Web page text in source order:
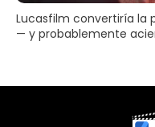
Lucasfilm convertiría la
— y probablemente